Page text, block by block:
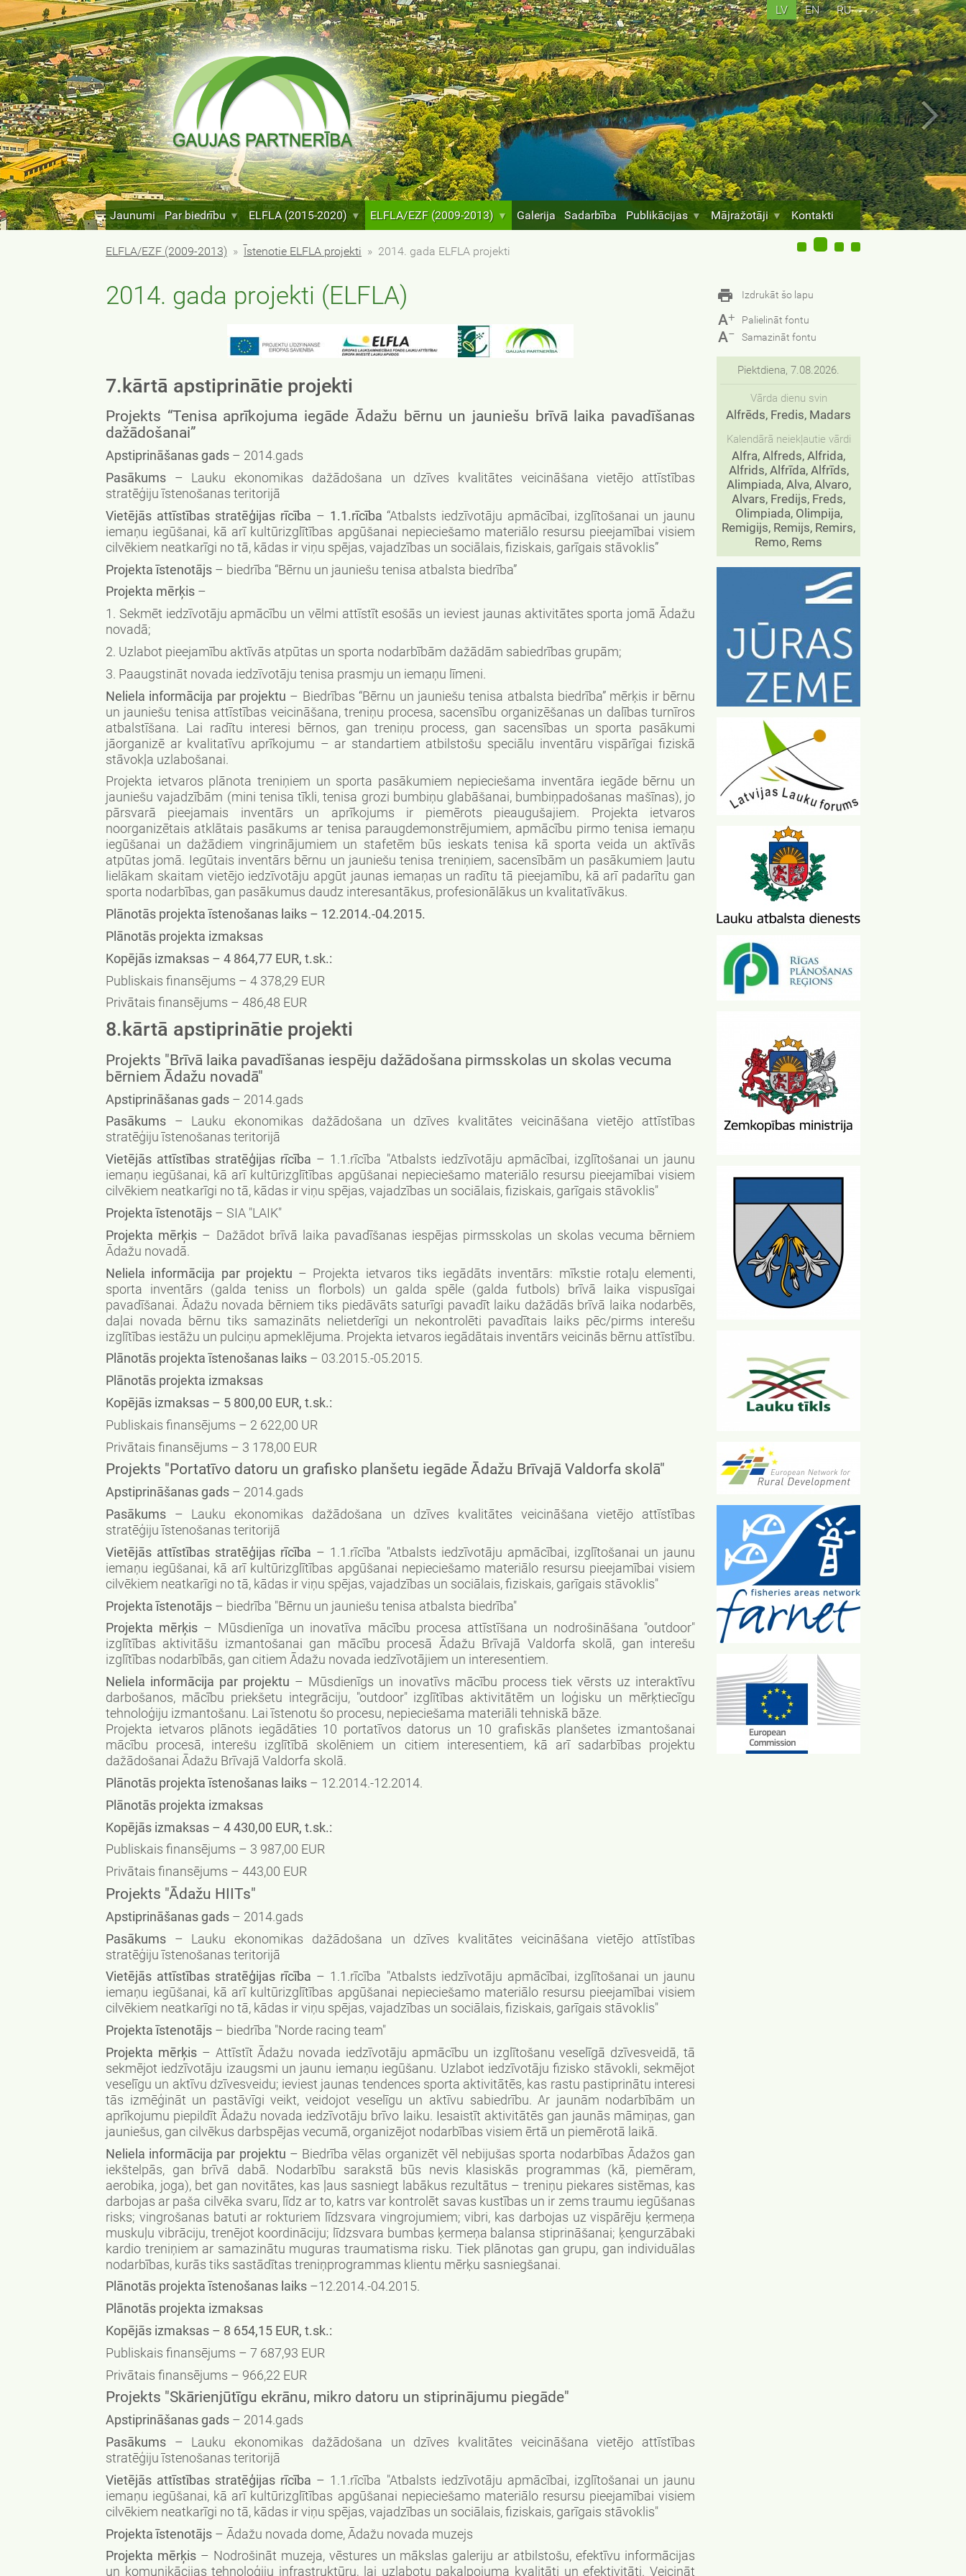
LV EN RU
Jaunumi Par biedrību ELFLA (2015-2020) ELFLA/EZF (2009-2013) Galerija Sadarbība Publikācijas Mājražotāji Kontakti
ELFLA/EZF (2009-2013) » Īstenotie ELFLA projekti » 2014. gada ELFLA projekti
Izdrukāt šo lapu
A+ Palielināt fontu
A− Samazināt fontu
Piektdiena, 7.08.2026.
Vārda dienu svin
Alfrēds, Fredis, Madars
Kalendārā neiekļautie vārdi
Alfra, Alfreds, Alfrida,
Alfrids, Alfrīda, Alfrīds,
Alimpiada, Alva, Alvaro,
Alvars, Fredijs, Freds,
Olimpiada, Olimpija,
Remigijs, Remijs, Remirs,
Remo, Rems
2014. gada projekti (ELFLA)
7.kārtā apstiprinātie projekti
Projekts “Tenisa aprīkojuma iegāde Ādažu bērnu un jauniešu brīvā laika pavadīšanas
dažādošanai”
Apstiprināšanas gads – 2014.gads
Pasākums – Lauku ekonomikas dažādošana un dzīves kvalitātes veicināšana vietējo attīstības
stratēģiju īstenošanas teritorijā
Vietējās attīstības stratēģijas rīcība – 1.1.rīcība “Atbalsts iedzīvotāju apmācībai, izglītošanai un jaunu
iemaņu iegūšanai, kā arī kultūrizglītības apgūšanai nepieciešamo materiālo resursu pieejamībai visiem
cilvēkiem neatkarīgi no tā, kādas ir viņu spējas, vajadzības un sociālais, fiziskais, garīgais stāvoklis”
Projekta īstenotājs – biedrība “Bērnu un jauniešu tenisa atbalsta biedrība”
Projekta mērķis –
1. Sekmēt iedzīvotāju apmācību un vēlmi attīstīt esošās un ieviest jaunas aktivitātes sporta jomā Ādažu
novadā;
2. Uzlabot pieejamību aktīvās atpūtas un sporta nodarbībām dažādām sabiedrības grupām;
3. Paaugstināt novada iedzīvotāju tenisa prasmju un iemaņu līmeni.
Neliela informācija par projektu – Biedrības “Bērnu un jauniešu tenisa atbalsta biedrība” mērķis ir bērnu
un jauniešu tenisa attīstības veicināšana, treniņu procesa, sacensību organizēšanas un dalības turnīros
atbalstīšana. Lai radītu interesi bērnos, gan treniņu process, gan sacensības un sporta pasākumi
jāorganizē ar kvalitatīvu aprīkojumu – ar standartiem atbilstošu speciālu inventāru vispārīgai fiziskā
stāvokļa uzlabošanai.
Projekta ietvaros plānota treniņiem un sporta pasākumiem nepieciešama inventāra iegāde bērnu un
jauniešu vajadzībām (mini tenisa tīkli, tenisa grozi bumbiņu glabāšanai, bumbiņpadošanas mašīnas), jo
pārsvarā pieejamais inventārs un aprīkojums ir piemērots pieaugušajiem. Projekta ietvaros
noorganizētais atklātais pasākums ar tenisa paraugdemonstrējumiem, apmācību pirmo tenisa iemaņu
iegūšanai un dažādiem vingrinājumiem un stafetēm būs ieskats tenisa kā sporta veida un aktīvās
atpūtas jomā. Iegūtais inventārs bērnu un jauniešu tenisa treniņiem, sacensībām un pasākumiem ļautu
lielākam skaitam vietējo iedzīvotāju apgūt jaunas iemaņas un radītu tā pieejamību, kā arī padarītu gan
sporta nodarbības, gan pasākumus daudz interesantākus, profesionālākus un kvalitatīvākus.
Plānotās projekta īstenošanas laiks – 12.2014.-04.2015.
Plānotās projekta izmaksas
Kopējās izmaksas – 4 864,77 EUR, t.sk.:
Publiskais finansējums – 4 378,29 EUR
Privātais finansējums – 486,48 EUR
8.kārtā apstiprinātie projekti
Projekts "Brīvā laika pavadīšanas iespēju dažādošana pirmsskolas un skolas vecuma
bērniem Ādažu novadā"
Apstiprināšanas gads – 2014.gads
Pasākums – Lauku ekonomikas dažādošana un dzīves kvalitātes veicināšana vietējo attīstības
stratēģiju īstenošanas teritorijā
Vietējās attīstības stratēģijas rīcība – 1.1.rīcība "Atbalsts iedzīvotāju apmācībai, izglītošanai un jaunu
iemaņu iegūšanai, kā arī kultūrizglītības apgūšanai nepieciešamo materiālo resursu pieejamībai visiem
cilvēkiem neatkarīgi no tā, kādas ir viņu spējas, vajadzības un sociālais, fiziskais, garīgais stāvoklis"
Projekta īstenotājs – SIA "LAIK"
Projekta mērķis – Dažādot brīvā laika pavadīšanas iespējas pirmsskolas un skolas vecuma bērniem
Ādažu novadā.
Neliela informācija par projektu – Projekta ietvaros tiks iegādāts inventārs: mīkstie rotaļu elementi,
sporta inventārs (galda teniss un florbols) un galda spēle (galda futbols) brīvā laika vispusīgai
pavadīšanai. Ādažu novada bērniem tiks piedāvāts saturīgi pavadīt laiku dažādās brīvā laika nodarbēs,
daļai novada bērnu tiks samazināts nelietderīgi un nekontrolēti pavadītais laiks pēc/pirms interešu
izglītības iestāžu un pulciņu apmeklējuma. Projekta ietvaros iegādātais inventārs veicinās bērnu attīstību.
Plānotās projekta īstenošanas laiks – 03.2015.-05.2015.
Plānotās projekta izmaksas
Kopējās izmaksas – 5 800,00 EUR, t.sk.:
Publiskais finansējums – 2 622,00 UR
Privātais finansējums – 3 178,00 EUR
Projekts "Portatīvo datoru un grafisko planšetu iegāde Ādažu Brīvajā Valdorfa skolā"
Apstiprināšanas gads – 2014.gads
Pasākums – Lauku ekonomikas dažādošana un dzīves kvalitātes veicināšana vietējo attīstības
stratēģiju īstenošanas teritorijā
Vietējās attīstības stratēģijas rīcība – 1.1.rīcība "Atbalsts iedzīvotāju apmācībai, izglītošanai un jaunu
iemaņu iegūšanai, kā arī kultūrizglītības apgūšanai nepieciešamo materiālo resursu pieejamībai visiem
cilvēkiem neatkarīgi no tā, kādas ir viņu spējas, vajadzības un sociālais, fiziskais, garīgais stāvoklis"
Projekta īstenotājs – biedrība "Bērnu un jauniešu tenisa atbalsta biedrība"
Projekta mērķis – Mūsdienīga un inovatīva mācību procesa attīstīšana un nodrošināšana "outdoor"
izglītības aktivitāšu izmantošanai gan mācību procesā Ādažu Brīvajā Valdorfa skolā, gan interešu
izglītības nodarbībās, gan citiem Ādažu novada iedzīvotājiem un interesentiem.
Neliela informācija par projektu – Mūsdienīgs un inovatīvs mācību process tiek vērsts uz interaktīvu
darbošanos, mācību priekšetu integrāciju, "outdoor" izglītības aktivitātēm un loģisku un mērķtiecīgu
tehnoloģiju izmantošanu. Lai īstenotu šo procesu, nepieciešama materiāli tehniskā bāze.
Projekta ietvaros plānots iegādāties 10 portatīvos datorus un 10 grafiskās planšetes izmantošanai
mācību procesā, interešu izglītībā skolēniem un citiem interesentiem, kā arī sadarbības projektu
dažādošanai Ādažu Brīvajā Valdorfa skolā.
Plānotās projekta īstenošanas laiks – 12.2014.-12.2014.
Plānotās projekta izmaksas
Kopējās izmaksas – 4 430,00 EUR, t.sk.:
Publiskais finansējums – 3 987,00 EUR
Privātais finansējums – 443,00 EUR
Projekts "Ādažu HIITs"
Apstiprināšanas gads – 2014.gads
Pasākums – Lauku ekonomikas dažādošana un dzīves kvalitātes veicināšana vietējo attīstības
stratēģiju īstenošanas teritorijā
Vietējās attīstības stratēģijas rīcība – 1.1.rīcība "Atbalsts iedzīvotāju apmācībai, izglītošanai un jaunu
iemaņu iegūšanai, kā arī kultūrizglītības apgūšanai nepieciešamo materiālo resursu pieejamībai visiem
cilvēkiem neatkarīgi no tā, kādas ir viņu spējas, vajadzības un sociālais, fiziskais, garīgais stāvoklis"
Projekta īstenotājs – biedrība "Norde racing team"
Projekta mērķis– Attīstīt Ādažu novada iedzīvotāju apmācību un izglītošanu veselīgā dzīvesveidā, tā
sekmējot iedzīvotāju izaugsmi un jaunu iemaņu iegūšanu. Uzlabot iedzīvotāju fizisko stāvokli, sekmējot
veselīgu un aktīvu dzīvesveidu; ieviest jaunas tendences sporta aktivitātēs, kas rastu pastiprinātu interesi
tās izmēģināt un pastāvīgi veikt, veidojot veselīgu un aktīvu sabiedrību. Ar jaunām nodarbībām un
aprīkojumu piepildīt Ādažu novada iedzīvotāju brīvo laiku. Iesaistīt aktivitātēs gan jaunās māmiņas, gan
jauniešus, gan cilvēkus darbspējas vecumā, organizējot nodarbības visiem ērtā un piemērotā laikā.
Neliela informācija par projektu – Biedrība vēlas organizēt vēl nebijušas sporta nodarbības Ādažos gan
iekštelpās, gan brīvā dabā. Nodarbību sarakstā būs nevis klasiskās programmas (kā, piemēram,
aerobika, joga), bet gan novitātes, kas ļaus sasniegt labākus rezultātus – treniņu piekares sistēmas, kas
darbojas ar paša cilvēka svaru, līdz ar to, katrs var kontrolēt savas kustības un ir zems traumu iegūšanas
risks; vingrošanas batuti ar rokturiem līdzsvara vingrojumiem; vibri, kas darbojas uz vispārēju ķermeņa
muskuļu vibrāciju, trenējot koordināciju; līdzsvara bumbas ķermeņa balansa stiprināšanai; ķengurzābaki
kardio treniņiem ar samazinātu muguras traumatisma risku. Tiek plānotas gan grupu, gan individuālas
nodarbības, kurās tiks sastādītas treniņprogrammas klientu mērķu sasniegšanai.
Plānotās projekta īstenošanas laiks –12.2014.-04.2015.
Plānotās projekta izmaksas
Kopējās izmaksas – 8 654,15 EUR, t.sk.:
Publiskais finansējums – 7 687,93 EUR
Privātais finansējums – 966,22 EUR
Projekts "Skārienjūtīgu ekrānu, mikro datoru un stiprinājumu piegāde"
Apstiprināšanas gads – 2014.gads
Pasākums – Lauku ekonomikas dažādošana un dzīves kvalitātes veicināšana vietējo attīstības
stratēģiju īstenošanas teritorijā
Vietējās attīstības stratēģijas rīcība – 1.1.rīcība "Atbalsts iedzīvotāju apmācībai, izglītošanai un jaunu
iemaņu iegūšanai, kā arī kultūrizglītības apgūšanai nepieciešamo materiālo resursu pieejamībai visiem
cilvēkiem neatkarīgi no tā, kādas ir viņu spējas, vajadzības un sociālais, fiziskais, garīgais stāvoklis"
Projekta īstenotājs – Ādažu novada dome, Ādažu novada muzejs
Projekta mērķis– Nodrošināt muzeja, vēstures un mākslas galeriju ar atbilstošu, efektīvu informācijas
un komunikācijas tehnoloģiju infrastruktūru, lai uzlabotu pakalpojuma kvalitāti un efektivitāti. Veicināt